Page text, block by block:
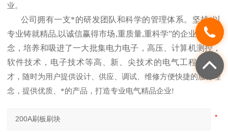
业。
公司拥有一支*的研发团队和科学的管理体系。坚持“以
专业铸就精品,以诚信赢得市场,重质量,重科学”的企业发展理
念，培养和吸进了一大批集电力电子，高压、计算机测控，
软件技术，电子技术等高、新、尖技术的电气工程 技术人
才，随时为用户提供设计、供应、调试、维修方便快捷的服务理
念，提供优质、*的产品，打造专业电气精品企业!